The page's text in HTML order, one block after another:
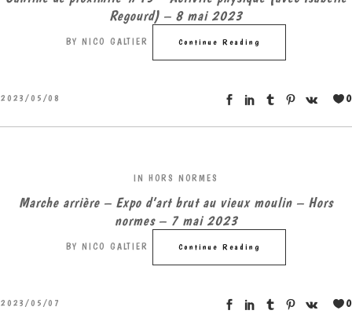
Regourd) – 8 mai 2023
BY NICO GALTIER Continue Reading
2023/05/08 0
IN HORS NORMES
Marche arrière – Expo d’art brut au vieux moulin – Hors
normes – 7 mai 2023
BY NICO GALTIER Continue Reading
2023/05/07 0